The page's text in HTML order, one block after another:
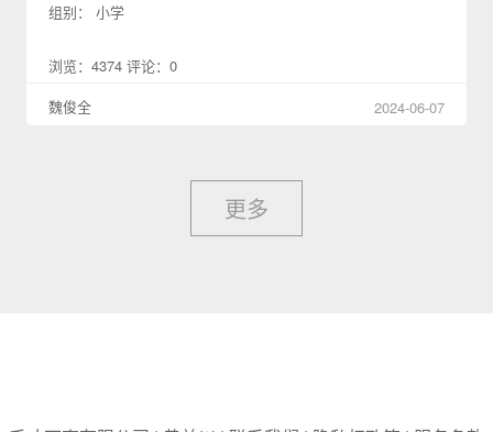
组别： 小学
浏览：4374 评论：0
魏俊全
2024-06-07
更多